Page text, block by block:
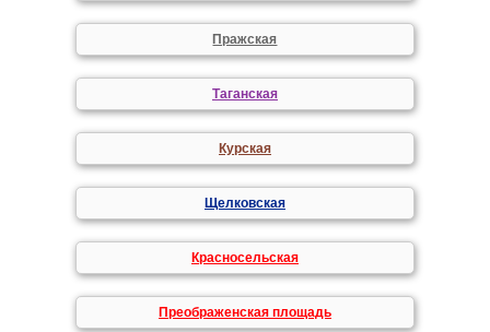
Пражская
Таганская
Курская
Щелковская
Красносельская
Преображенская площадь